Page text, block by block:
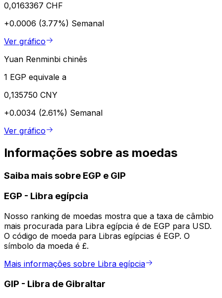
0,0163367 CHF
+0.0006 (3.77%) Semanal
Ver gráfico
Yuan Renminbi chinês
1 EGP equivale a
0,135750 CNY
+0.0034 (2.61%) Semanal
Ver gráfico
Informações sobre as moedas
Saiba mais sobre EGP e GIP
EGP - Libra egípcia
Nosso ranking de moedas mostra que a taxa de câmbio
mais procurada para Libra egípcia é de EGP para USD.
O código de moeda para Libras egípcias é EGP. O
símbolo da moeda é £.
Mais informações sobre Libra egípcia
GIP - Libra de Gibraltar